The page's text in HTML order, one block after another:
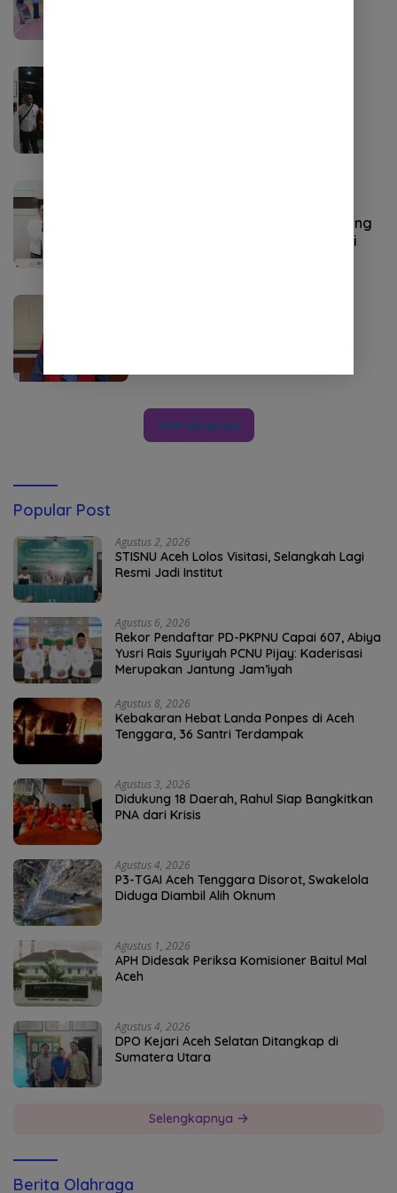
Pemko Sabang teken MoU Bidang
Perdata dan TUN dengan Kejari
Selengkapnya
Popular Post
Agustus 2, 2026
STISNU Aceh Lolos Visitasi, Selangkah Lagi
Resmi Jadi Institut
Agustus 6, 2026
Rekor Pendaftar PD-PKPNU Capai 607, Abiya
Yusri Rais Syuriyah PCNU Pijay: Kaderisasi
Merupakan Jantung Jam’iyah
Agustus 8, 2026
Kebakaran Hebat Landa Ponpes di Aceh
Tenggara, 36 Santri Terdampak
Agustus 3, 2026
Didukung 18 Daerah, Rahul Siap Bangkitkan
PNA dari Krisis
Agustus 4, 2026
P3-TGAI Aceh Tenggara Disorot, Swakelola
Diduga Diambil Alih Oknum
Agustus 1, 2026
APH Didesak Periksa Komisioner Baitul Mal
Aceh
Agustus 4, 2026
DPO Kejari Aceh Selatan Ditangkap di
Sumatera Utara
Selengkapnya
Berita Olahraga